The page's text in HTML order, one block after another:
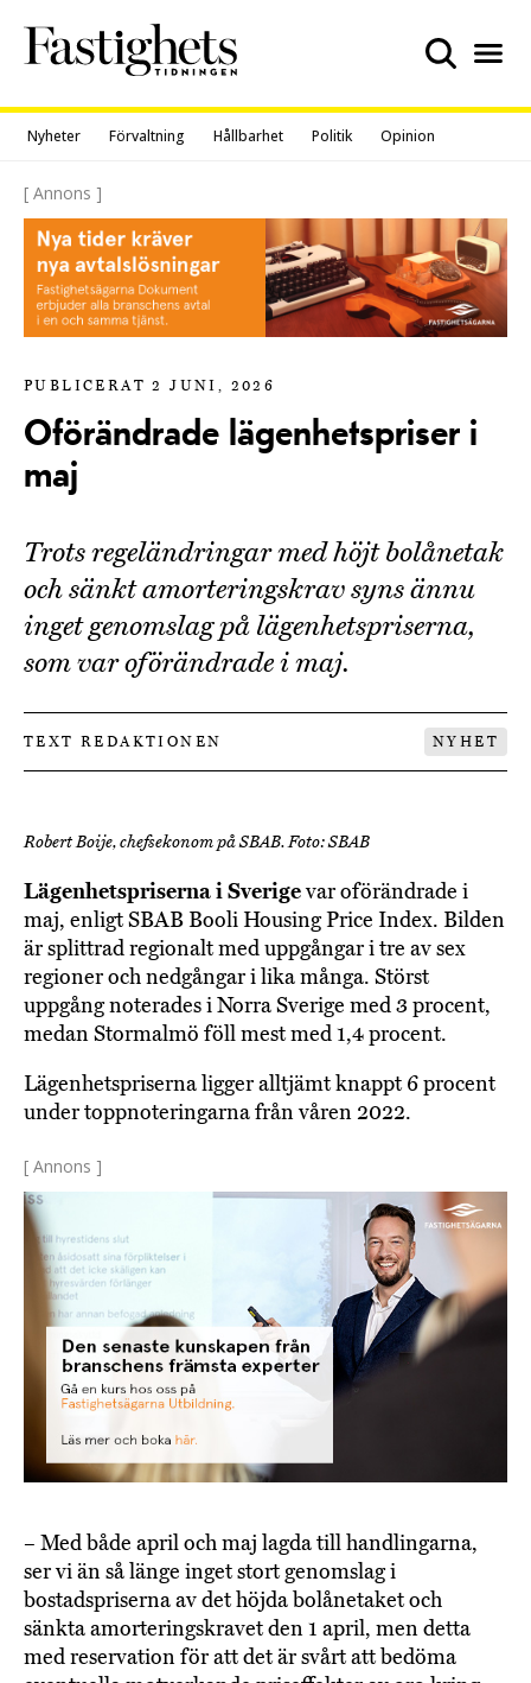
content
Nyheter Förvaltning Hållbarhet Politik Opinion
[ Annons ]
PUBLICERAT 2 JUNI, 2026
Oförändrade lägenhetspriser i
maj
Trots regeländringar med höjt bolånetak
och sänkt amorteringskrav syns ännu
inget genomslag på lägenhetspriserna,
som var oförändrade i maj.
TEXT REDAKTIONEN NYHET
Robert Boije, chefsekonom på SBAB. Foto: SBAB
Lägenhetspriserna i Sverigevar oförändrade i
maj, enligt SBAB Booli Housing Price Index. Bilden
är splittrad regionalt med uppgångar i tre av sex
regioner och nedgångar i lika många. Störst
uppgång noterades i Norra Sverige med 3 procent,
medan Stormalmö föll mest med 1,4 procent.
Lägenhetspriserna ligger alltjämt knappt 6 procent
under toppnoteringarna från våren 2022.
[ Annons ]
– Med både april och maj lagda till handlingarna,
ser vi än så länge inget stort genomslag i
bostadspriserna av det höjda bolånetaket och
sänkta amorteringskravet den 1 april, men detta
med reservation för att det är svårt att bedöma